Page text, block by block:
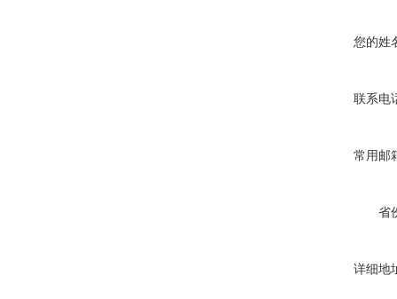
您的姓
联系电
常用邮
省
详细地